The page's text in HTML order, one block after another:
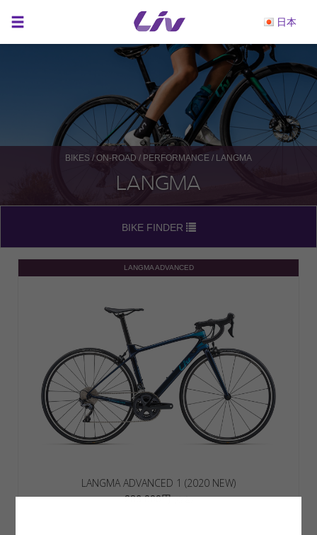
日本
BIKES /ON-ROAD / PERFORMANCE / LANGMA
LANGMA
BIKE FINDER
LANGMA ADVANCED
LANGMA ADVANCED 1 (2020 NEW)
286,000円